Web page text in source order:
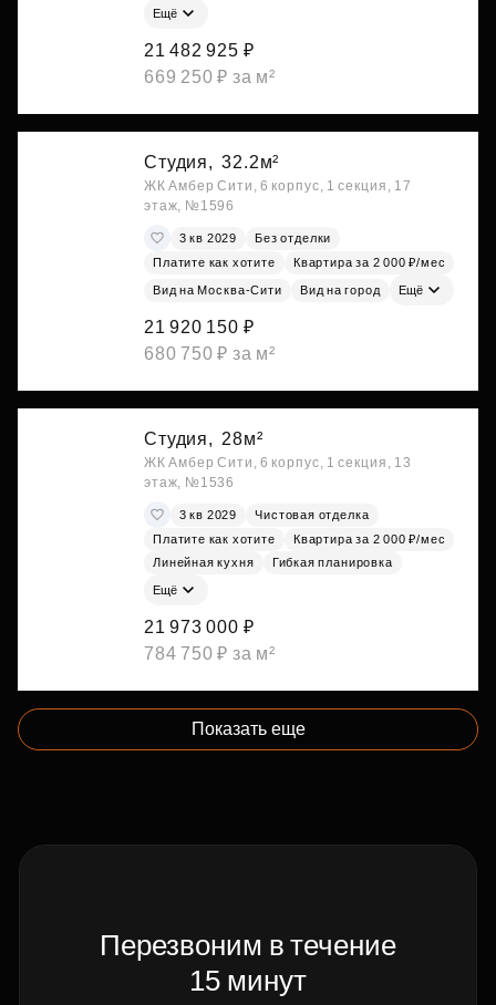
Ещё
21 482 925 ₽
669 250 ₽ за м²
Студия, 32.2м²
ЖК Амбер Сити, 6 корпус, 1 секция, 17
этаж, №1596
3 кв 2029
Без отделки
Платите как хотите
Квартира за 2 000 ₽/мес
Вид на Москва-Сити Вид на город Ещё
21 920 150 ₽
680 750 ₽ за м²
Студия, 28м²
ЖК Амбер Сити, 6 корпус, 1 секция, 13
этаж, №1536
3 кв 2029
Чистовая отделка
Платите как хотите
Квартира за 2 000 ₽/мес
Линейная кухня
Гибкая планировка
Ещё
21 973 000 ₽
784 750 ₽ за м²
Показать еще
Перезвоним в течение
15 минут